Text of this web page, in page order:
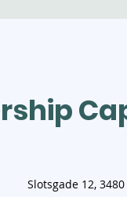
Slotsgade 12,